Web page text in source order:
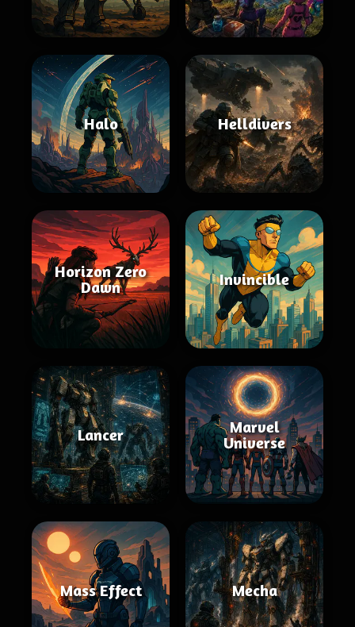
Halo Helldivers
Horizon Zero
Dawn
Invincible
Lancer
Marvel
Universe
Mass Effect Mecha